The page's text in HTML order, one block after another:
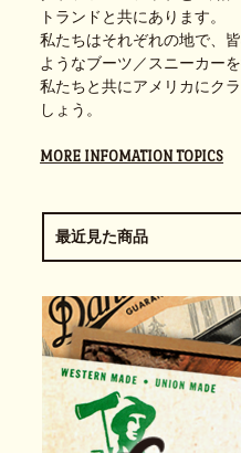
トランドと共にあります。
私たちはそれぞれの地で、
ようなブーツ／スニーカー
私たちと共にアメリカにク
しょう。
MORE INFOMATION TOPICS
最近見た商品